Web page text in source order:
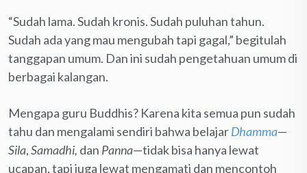
“Sudah lama. Sudah kronis. Sudah puluhan tahun.
Sudah ada yang mau mengubah tapi gagal,” begitulah
tanggapan umum. Dan ini sudah pengetahuan umum di
berbagai kalangan.
Mengapa guru Buddhis? Karena kita semua pun sudah
tahu dan mengalami sendiri bahwa belajarDhamma—
Sila,Samadhi, dan Panna—tidak bisa hanya lewat
ucapan, tapi juga lewat mengamati dan mencontoh